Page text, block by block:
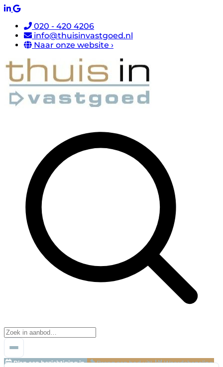
020 - 420 4206
info@thuisinvastgoed.nl
Naar onze website ›
Plan een bezichtiging in Breng een bod uit!
Waardebepaling